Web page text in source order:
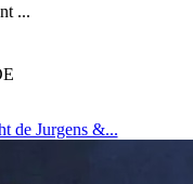
...
de Jurgens &...